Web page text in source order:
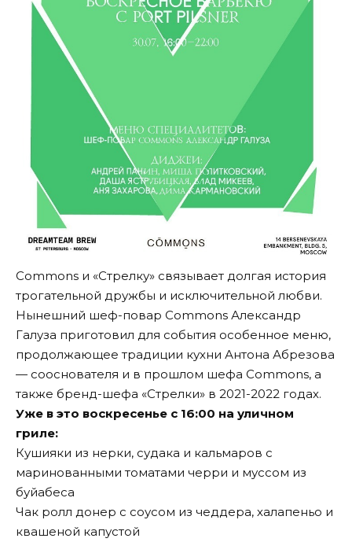
Commons и «Стрелку» связывает долгая история
трогательной дружбы и исключительной любви.
Нынешний шеф-повар Commons Александр
Галуза приготовил для события особенное меню,
продолжающее традиции кухни Антона Абрезова
— сооснователя и в прошлом шефа Commons, а
также бренд-шефа «Стрелки» в 2021-2022 годах.
Уже в это воскресенье с 16:00 на уличном
гриле:
Кушияки из нерки, судака и кальмаров с
маринованными томатами черри и муссом из
буйабеса
Чак ролл донер с соусом из чеддера, халапеньо и
квашеной капустой